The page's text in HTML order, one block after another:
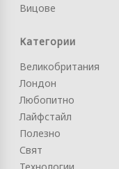
Вицове
Категории
Великобритания
Лондон
Любопитно
Лайфстайл
Полезно
Свят